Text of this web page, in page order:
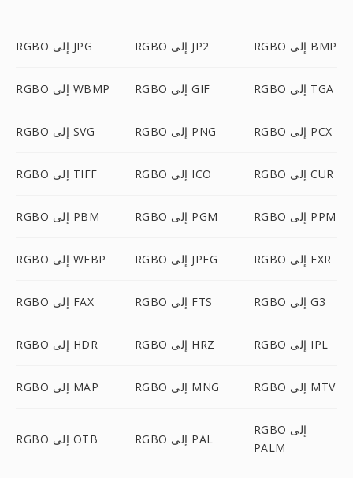
RGBO إلى JPG RGBO إلى JP2 RGBO إلى BMP
RGBO إلى WBMP RGBO إلى GIF RGBO إلى TGA
RGBO إلى SVG RGBO إلى PNG RGBO إلى PCX
RGBO إلى TIFF RGBO إلى ICO RGBO إلى CUR
RGBO إلى PBM RGBO إلى PGM RGBO إلى PPM
RGBO إلى WEBP RGBO إلى JPEG RGBO إلى EXR
RGBO إلى FAX RGBO إلى FTS RGBO إلى G3
RGBO إلى HDR RGBO إلى HRZ RGBO إلى IPL
RGBO إلى MAP RGBO إلى MNG RGBO إلى MTV
RGBO إلى OTB RGBO إلى PAL
RGBO إلى
PALM